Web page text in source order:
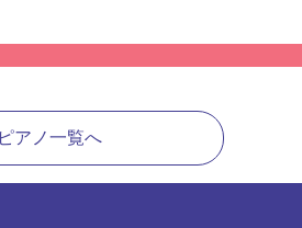
アノ一覧へ